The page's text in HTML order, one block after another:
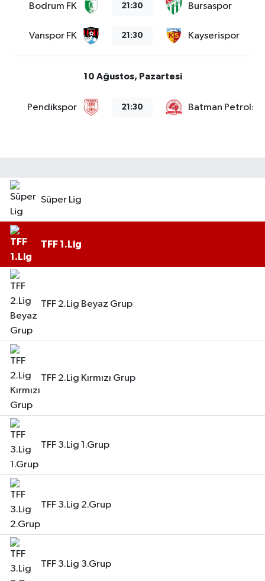
Bodrum FK 21:30 Bursaspor
Vanspor FK 21:30 Kayserispor
10 Ağustos, Pazartesi
Pendikspor 21:30 Batman
Süper Lig
TFF 1.Lig
TFF 2.Lig Beyaz Grup
TFF 2.Lig Kırmızı Grup
TFF 3.Lig 1.Grup
TFF 3.Lig 2.Grup
TFF 3.Lig 3.Grup